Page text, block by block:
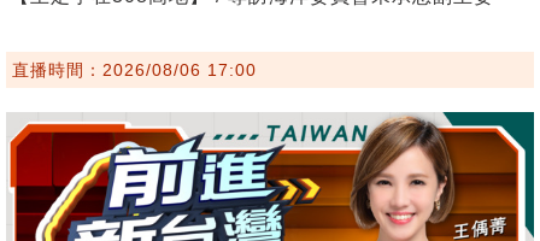
直播時間：2026/08/06 17:00